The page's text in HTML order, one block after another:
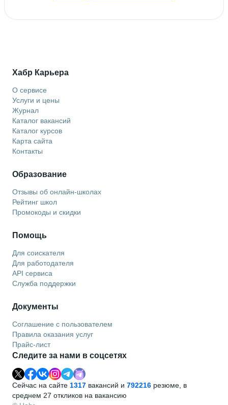
Хабр Карьера
О сервисе
Услуги и цены
Журнал
Каталог вакансий
Каталог курсов
Карта сайта
Контакты
Образование
Отзывы об онлайн-школах
Рейтинг школ
Промокоды и скидки
Помощь
Для соискателя
Для работодателя
API сервиса
Служба поддержки
Документы
Соглашение с пользователем
Правила оказания услуг
Прайс-лист
Следите за нами в соцсетях
Сейчас на сайте 1317 вакансий и 792216 резюме, в
среднем 27 откликов на вакансию